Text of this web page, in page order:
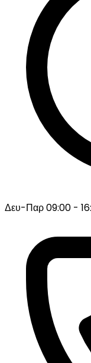
Δευ-Παρ 09:00 -